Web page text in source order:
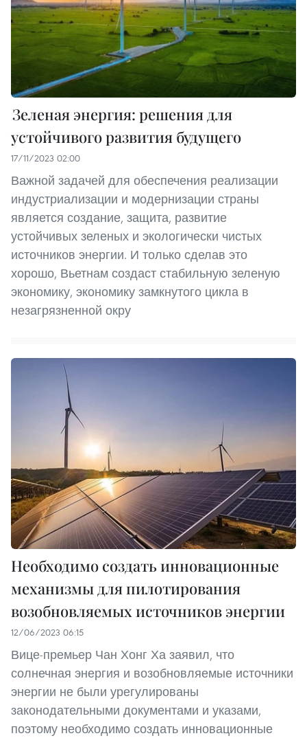
Зеленая энергия: решения для
устойчивого развития будущего
17/11/2023 02:00
Важной задачей для обеспечения реализации
индустриализации и модернизации страны
является создание, защита, развитие
устойчивых зеленых и экологически чистых
источников энергии. И только сделав это
хорошо, Вьетнам создаст стабильную зеленую
экономику, экономику замкнутого цикла в
незагрязненной окру
Необходимо создать инновационные
механизмы для пилотирования
возобновляемых источников энергии
12/06/2023 06:15
Вице-премьер Чан Хонг Ха заявил, что
солнечная энергия и возобновляемые источники
энергии не были урегулированы
законодательными документами и указами,
поэтому необходимо создать инновационные